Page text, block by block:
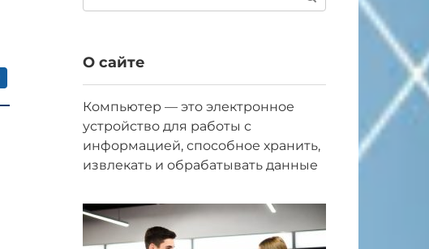
О сайте
Компьютер — это электронное
устройство для работы с
информацией, способное хранить,
извлекать и обрабатывать данные